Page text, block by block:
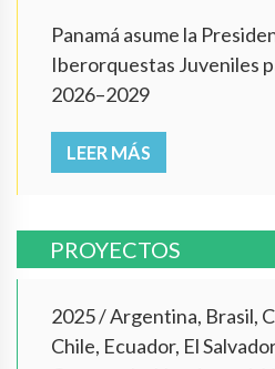
Panamá asume la
Iberorquestas Juveniles
2026–2029
LEER MÁS
PROYECTOS
2025/Argentina, Brasil,
Chile, Ecuador, El